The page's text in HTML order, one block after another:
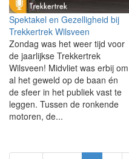
Spektakel en Gezelligheid bij
Trekkertrek Wilsveen
Zondag was het weer tijd voor
de jaarlijkse Trekkertrek
Wilsveen! Midvliet was erbij om
al het geweld op de baan én
de sfeer in het publiek vast te
leggen. Tussen de ronkende
motoren, de...